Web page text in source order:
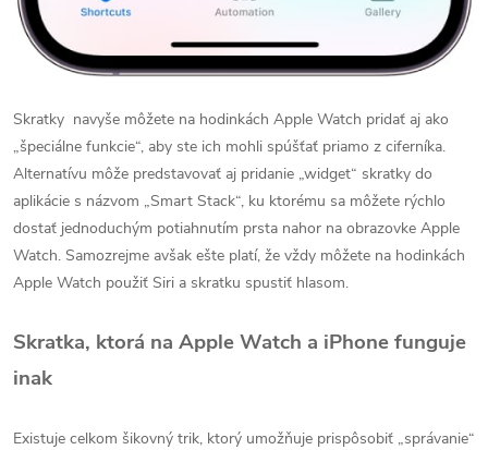
Skratky navyše môžete na hodinkách Apple Watch pridať aj ako
„špeciálne funkcie“, aby ste ich mohli spúšťať priamo z ciferníka.
Alternatívu môže predstavovať aj pridanie „widget“ skratky do
aplikácie s názvom „Smart Stack“, ku ktorému sa môžete rýchlo
dostať jednoduchým potiahnutím prsta nahor na obrazovke Apple
Watch. Samozrejme avšak ešte platí, že vždy môžete na hodinkách
Apple Watch použiť Siri a skratku spustiť hlasom.
Skratka, ktorá na Apple Watch a iPhone funguje
inak
Existuje celkom šikovný trik, ktorý umožňuje prispôsobiť „správanie“